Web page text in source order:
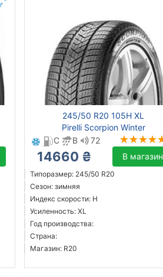
245/50 R20 105H XL
Pirelli Scorpion Winter
C
B 72
14660 ₴ В магазин
Типоразмер: 245/50 R20
Сезон: зимняя
Индекс скорости: H
Усиленность: XL
Год производства:
Страна:
Магазин: R20